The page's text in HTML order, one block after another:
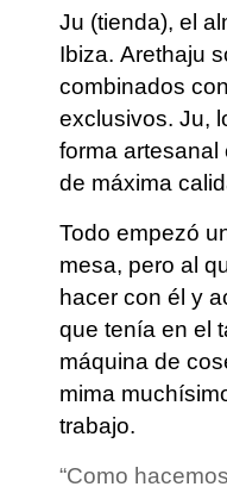
Ju (tienda), el
Ibiza. Arethaju
combinados
exclusivos. Ju,
forma
de máxima
Todo empezó
mesa, pero al
hacer con él y
que tenía en el
máquina de
mima
trabajo.
“Como